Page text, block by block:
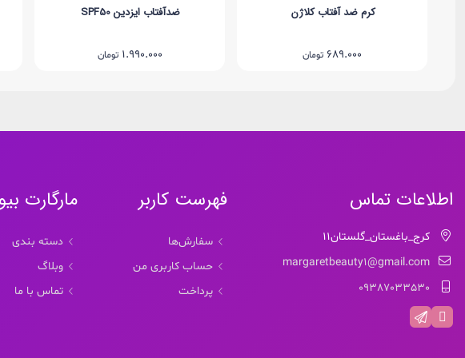
کرم ضد آفتاب کلاژن
689.000 تومان
ضدآفتاب ایزدین SPF50
1.990.000 تومان
اطلاعات تماس
کرج_باغستان_گلستان11
margaretbeauty1@gmail.com
09387033530
فهرست کاربر
سفارش‌ها
حساب کاربری من
پرداخت
مارگارت
دسته بندی
وبلاگ
تماس با ما